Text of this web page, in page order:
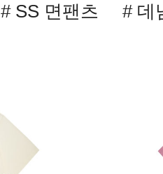
# SS 면팬츠 # 데